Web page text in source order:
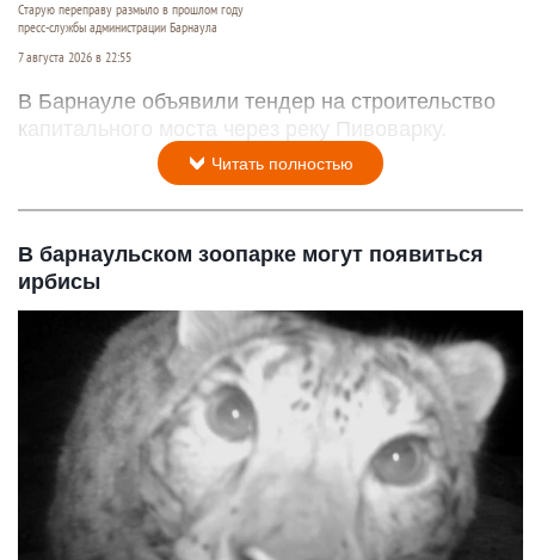
Старую переправу размыло в прошлом году
пресс-службы администрации Барнаула
7 августа 2026 в 22:55
В Барнауле объявили тендер на строительство
капитального моста через реку Пивоварку.
Читать полностью
В барнаульском зоопарке могут появиться
ирбисы